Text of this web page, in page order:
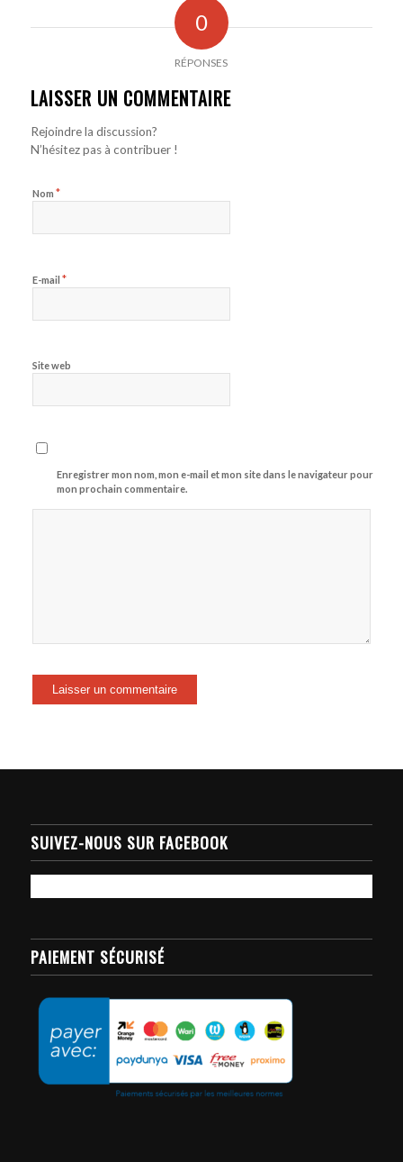
0
RÉPONSES
LAISSER UN COMMENTAIRE
Rejoindre la discussion?
N’hésitez pas à contribuer !
Nom *
E-mail *
Site web
Enregistrer mon nom, mon e-mail et mon site dans le navigateur pour
mon prochain commentaire.
SUIVEZ-NOUS SUR FACEBOOK
PAIEMENT SÉCURISÉ